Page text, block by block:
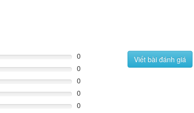
0
0
0
0
0
Viết bài đánh giá